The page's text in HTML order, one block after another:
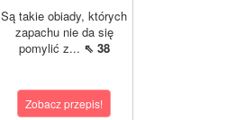
Są takie obiady, których
zapachu nie da się
pomylić z... ⇖ 38
Zobacz przepis!